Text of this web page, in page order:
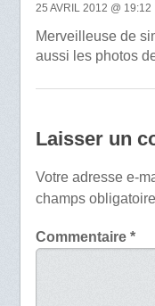
25 AVRIL 2012 @ 19:12
Merveilleuse de
aussi les photos
Laisser un
Votre adresse e-
champs
Commentaire *